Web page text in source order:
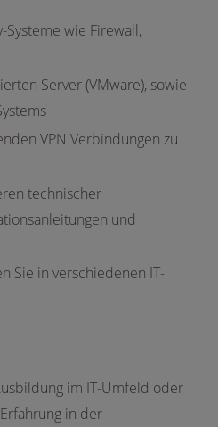
wie Firewall,
Server (VMware), sowie
VPN Verbindungen zu
technischer
und
Sie in verschiedenen IT-
im IT-Umfeld oder
in der